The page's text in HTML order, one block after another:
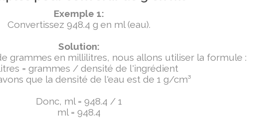
Exemple 1:
Convertissez 948.4 g en ml (eau).
Solution:
grammes en millilitres, nous allons utiliser la formule :
= grammes / densité de l'ingrédient
que la densité de l'eau est de 1 g/cm³
Donc, ml = 948.4 / 1
ml = 948.4